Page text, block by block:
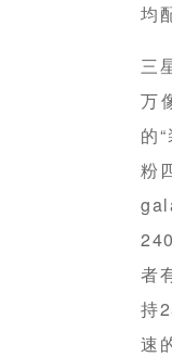
均
三
万
的
粉
者
持
速